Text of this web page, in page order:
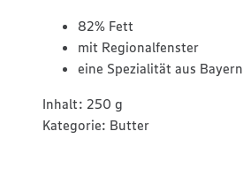
82% Fett
mit Regionalfenster
eine Spezialität aus Bayern
Inhalt: 250 g
Kategorie: Butter